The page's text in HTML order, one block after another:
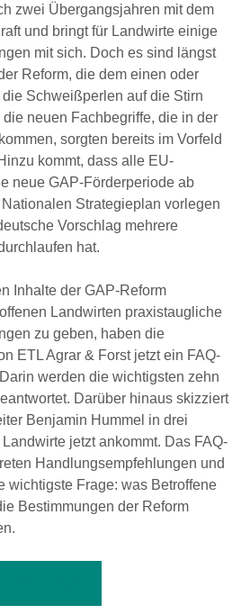
zwei Übergangsjahren mit dem
und bringt für Landwirte einige
mit sich. Doch es sind längst
Reform, die dem einen oder
Schweißperlen auf die Stirn
neuen Fachbegriffe, die in der
sorgten bereits im Vorfeld
kommt, dass alle EU-
neue GAP-Förderperiode ab
Strategieplan vorlegen
Vorschlag mehrere
hat.
Inhalte der GAP-Reform
Landwirten praxistaugliche
zu geben, haben die
ETL Agrar & Forst jetzt ein FAQ-
werden die wichtigsten zehn
Darüber hinaus skizziert
Benjamin Hummel in drei
jetzt ankommt. Das FAQ-
Handlungsempfehlungen und
wichtigste Frage: was Betroffene
Bestimmungen der Reform